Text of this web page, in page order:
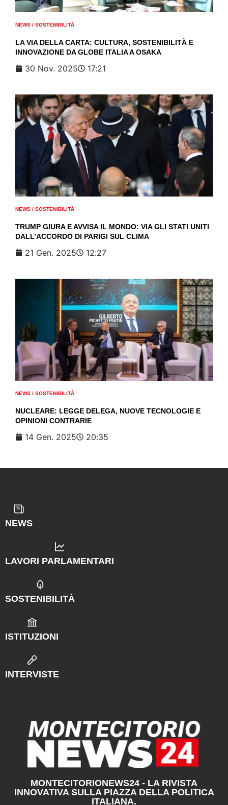
NEWS / SOSTENIBILITÀ
LA VIA DELLA CARTA: CULTURA, SOSTENIBILITÀ E
INNOVAZIONE DA GLOBE ITALIA A OSAKA
30 Nov. 2025 17:21
NEWS / SOSTENIBILITÀ
TRUMP GIURA E AVVISA IL MONDO: VIA GLI STATI UNITI
DALL’ACCORDO DI PARIGI SUL CLIMA
21 Gen. 2025 12:27
NEWS / SOSTENIBILITÀ
NUCLEARE: LEGGE DELEGA, NUOVE TECNOLOGIE E
OPINIONI CONTRARIE
14 Gen. 2025 20:35
NEWS
LAVORI PARLAMENTARI
SOSTENIBILITÀ
ISTITUZIONI
INTERVISTE
MONTECITORIONEWS24 - LA RIVISTA
INNOVATIVA SULLA PIAZZA DELLA POLITICA
ITALIANA.